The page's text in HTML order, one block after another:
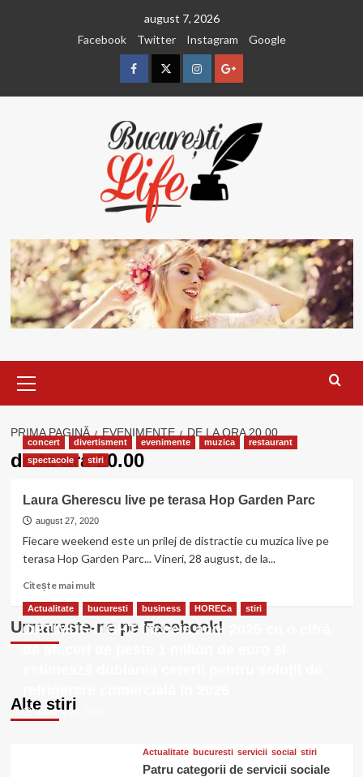
august 7, 2026
Facebook
Twitter Instagram Google
FacebookTwitterInstagramGoogle
principal
PRIMA PAGINĂ EVENIMENTE DE LA ORA 20.00
de la ora 20.00
concert divertisment evenimente muzica
restaurant
spectacole
stiri
Laura Gherescu live pe terasa Hop Garden Parc
august 27, 2020
Fiecare weekend este un prilej de distractie cu muzica live pe
terasa Hop Garden Parc... Vineri, 28 august, de la...
Citește mai multCitește
multe
despre
Urmareste-ne pe Facebook!
Alte stiri
Actualitate bucuresti business HORECa stiri
OPTIMUS LIGHT încheie anul 2025 cu o cifră
de afaceri de peste 1 milion de euro și
ianuarie 23, 2026
Actualitate bucuresti servicii social stiri
Patru categorii de servicii sociale